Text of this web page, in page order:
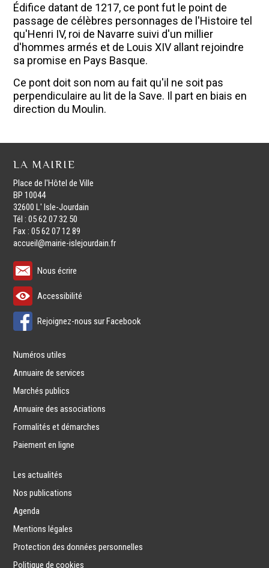
Édifice datant de 1217, ce pont fut le point de
passage de célèbres personnages de l'Histoire tel
qu'Henri IV, roi de Navarre suivi d'un millier
d'hommes armés et de Louis XIV allant rejoindre
sa promise en Pays Basque.
Ce pont doit son nom au fait qu'il ne soit pas
perpendiculaire au lit de la Save. Il part en biais en
direction du Moulin.
LA MAIRIE
Place de l'Hôtel de Ville
BP 10044
32600 L' Isle-Jourdain
Tél : 05 62 07 32 50
Fax : 05 62 07 12 89
accueil@mairie-islejourdain.fr
Nous écrire
Accessibilité
Rejoignez-nous sur Facebook
Numéros utiles
Annuaire de services
Marchés publics
Annuaire des associations
Formalités et démarches
Paiement en ligne
Les actualités
Nos publications
Agenda
Mentions légales
Protection des données personnelles
Politique de cookies